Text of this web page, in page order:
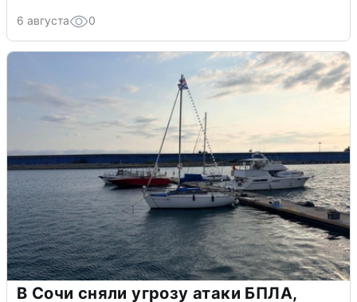
6 августа 0
В Сочи сняли угрозу атаки БПЛА,